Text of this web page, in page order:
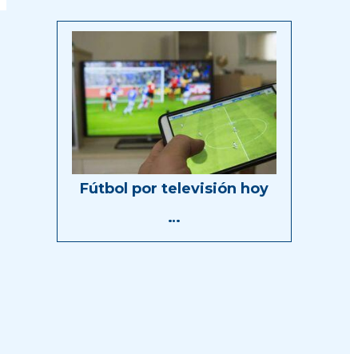
Fútbol por televisión hoy
…